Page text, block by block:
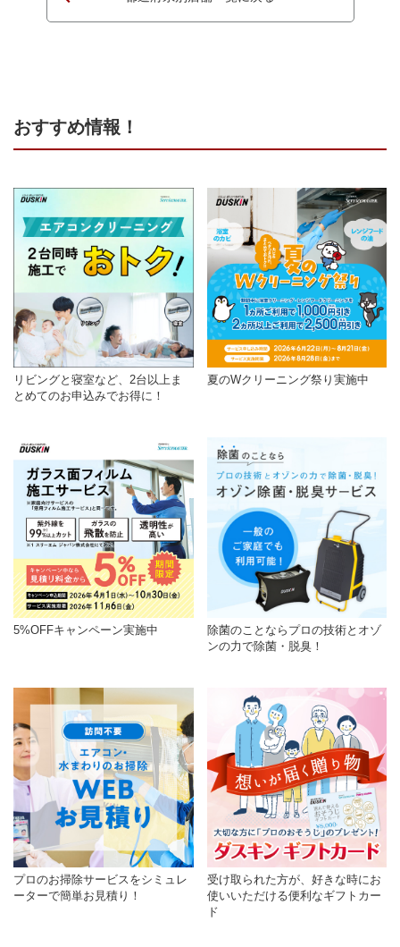
おすすめ情報！
リビングと寝室など、2台以上ま
とめてのお申込みでお得に！
夏のWクリーニング祭り実施中
5%OFFキャンペーン実施中
除菌のことならプロの技術とオゾ
ンの力で除菌・脱臭！
プロのお掃除サービスをシミュレ
ーターで簡単お見積り！
受け取られた方が、好きな時にお
使いいただける便利なギフトカー
ド